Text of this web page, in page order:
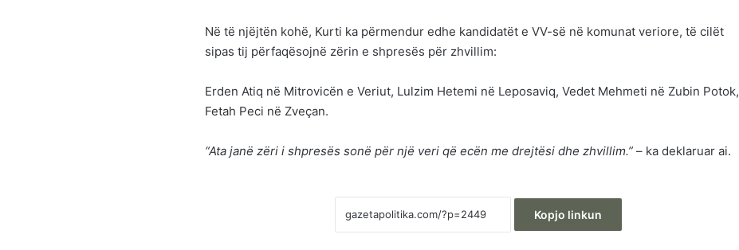
Në të njëjtën kohë, Kurti ka përmendur edhe kandidatët e VV-së në komunat veriore, të cilët
sipas tij përfaqësojnë zërin e shpresës për zhvillim:
Erden Atiq në Mitrovicën e Veriut, Lulzim Hetemi në Leposaviq, Vedet Mehmeti në Zubin Potok,
Fetah Peci në Zveçan.
“Ata janë zëri i shpresës sonë për një veri që ecën me drejtësi dhe zhvillim.” – ka deklaruar ai.
Kopjo linkun